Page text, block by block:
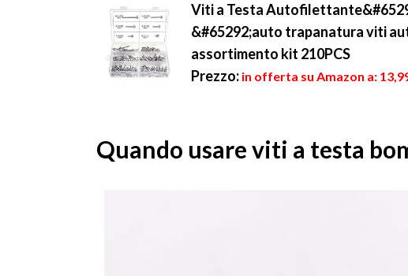
Viti a Testa
&#65292;auto trapanatura viti
assortimento kit 210PCS
Prezzo: in offerta su Amazon a:
Quando usare viti a testa